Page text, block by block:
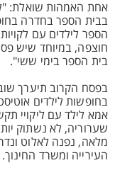
אחת האמהות שואלת:
בבית הספר בחדרה
הספר לילדים עם
חוצפה, במיוחד שיש
בית הספר בימי ששי".
בפסח הקרוב תיערך
בחופשות לילדים
אמא לילד עם ליקויי
שערוריה, לא נשתוק
מלאה, נפנה לאלוט
העירייה ומשרד החינוך.